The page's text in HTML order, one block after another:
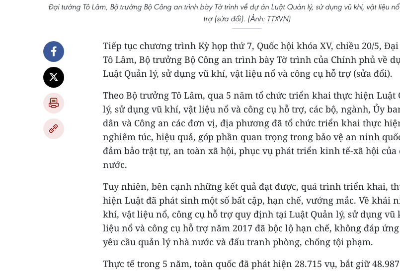
Đại tướng Tô Lâm, Bộ trưởng Bộ Công an trình bày Tờ trình về dự án Luật Quản lý, sử dụng vũ khí, vật liệu
trợ (sửa đổi). (Ảnh: TTXVN)
Tiếp tục chương trình Kỳ họp thứ 7, Quốc hội khóa XV, chiều 20/5,
Tô Lâm, Bộ trưởng Bộ Công an trình bày Tờ trình của Chính phủ về
Luật Quản lý, sử dụng vũ khí, vật liệu nổ và công cụ hỗ trợ (sửa đổi).
Theo Bộ trưởng Tô Lâm, qua 5 năm tổ chức triển khai thực hiện Luật
lý, sử dụng vũ khí, vật liệu nổ và công cụ hỗ trợ, các bộ, ngành, Ủy
dân và Công an các đơn vị, địa phương đã tổ chức triển khai thực
nghiêm túc, hiệu quả, góp phần quan trọng trong bảo vệ an ninh
đảm bảo trật tự, an toàn xã hội, phục vụ phát triển kinh tế-xã hội của
nước.
Tuy nhiên, bên cạnh những kết quả đạt được, quá trình triển khai,
hiện Luật đã phát sinh một số bất cập, hạn chế, vướng mắc. Về khái
khí, vật liệu nổ, công cụ hỗ trợ quy định tại Luật Quản lý, sử dụng vũ
liệu nổ và công cụ hỗ trợ năm 2017 đã bộc lộ hạn chế, không đáp
yêu cầu quản lý nhà nước và đấu tranh phòng, chống tội phạm.
Thực tế trong 5 năm, toàn quốc đã phát hiện 28.715 vụ, bắt giữ